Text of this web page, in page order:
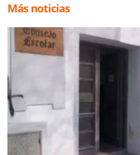
Más noticias